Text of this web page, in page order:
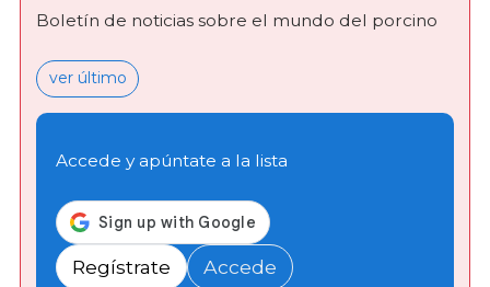
Boletín de noticias sobre el mundo del porcino
ver último
Accede y apúntate a la lista
Regístrate Accede